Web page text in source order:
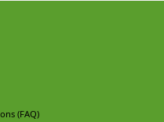
(FAQ)